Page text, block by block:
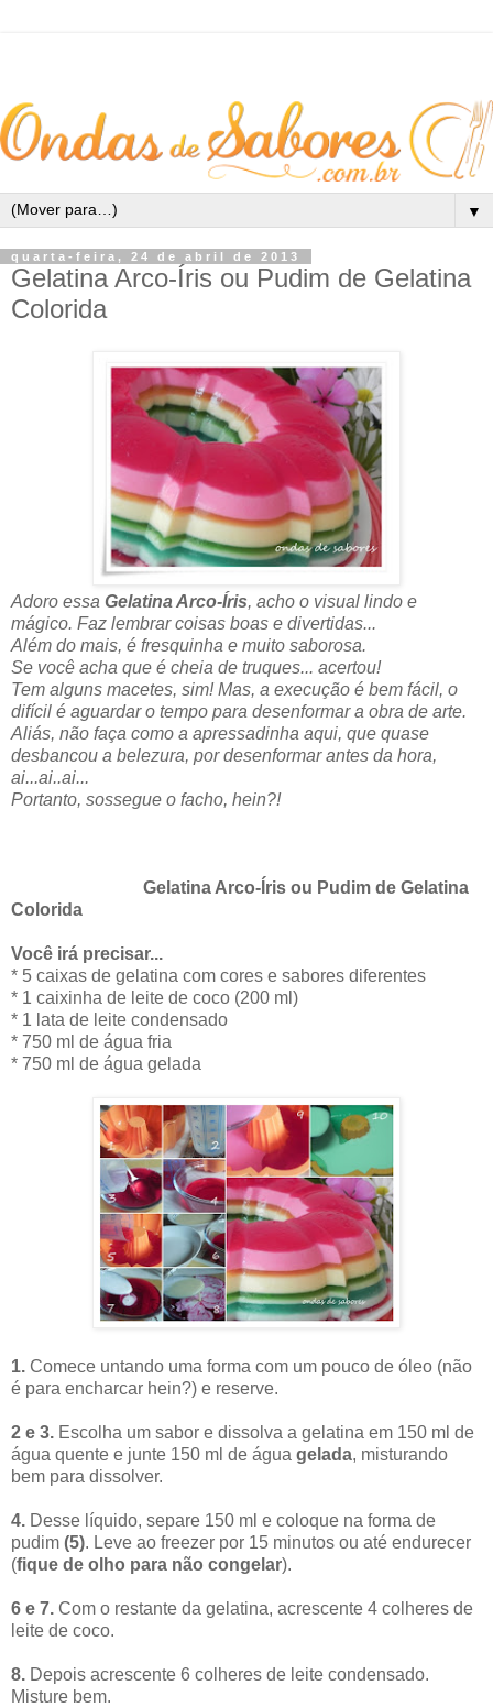
▼
quarta-feira, 24 de abril de 2013
Gelatina Arco-Íris ou Pudim de Gelatina
Colorida
Adoro essa Gelatina Arco-Íris, acho o visual lindo e
mágico. Faz lembrar coisas boas e divertidas...
Além do mais, é fresquinha e muito saborosa.
Se você acha que é cheia de truques... acertou!
Tem alguns macetes, sim! Mas, a execução é bem fácil, o
difícil é aguardar o tempo para desenformar a obra de arte.
Aliás, não faça como a apressadinha aqui, que quase
desbancou a belezura, por desenformar antes da hora,
ai...ai..ai...
Portanto, sossegue o facho, hein?!
Gelatina Arco-Íris ou Pudim de Gelatina
Colorida
Você irá precisar...
* 5 caixas de gelatina com cores e sabores diferentes
* 1 caixinha de leite de coco (200 ml)
* 1 lata de leite condensado
* 750 ml de água fria
* 750 ml de água gelada
1. Comece untando uma forma com um pouco de óleo (não
é para encharcar hein?) e reserve.
2 e 3. Escolha um sabor e dissolva a gelatina em 150 ml de
água quente e junte 150 ml de água gelada, misturando
bem para dissolver.
4. Desse líquido, separe 150 ml e coloque na forma de
pudim (5). Leve ao freezer por 15 minutos ou até endurecer
(fique de olho para não congelar).
6 e 7. Com o restante da gelatina, acrescente 4 colheres de
leite de coco.
8. Depois acrescente 6 colheres de leite condensado.
Misture bem.